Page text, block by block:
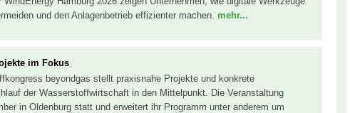
und den Anlagenbetrieb effizienter machen. mehr...
im Fokus
beyondgas stellt praxisnahe Projekte und konkrete
der Wasserstoffwirtschaft in den Mittelpunkt. Die Veranstaltung
in Oldenburg statt und erweitert ihr Programm unter anderem um